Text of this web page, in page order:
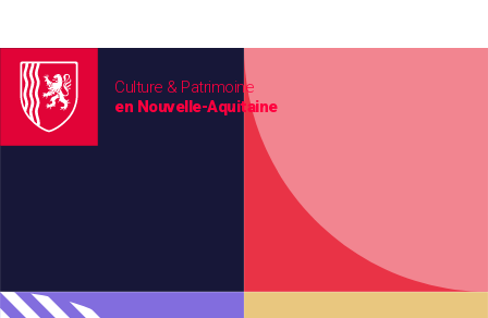
Culture & Patrimoine
en Nouvelle-Aquitaine